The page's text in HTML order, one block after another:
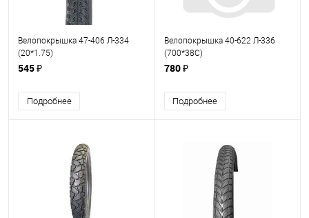
Велопокрышка 47-406 Л-334
(20*1.75)
545 ₽
Подробнее
Велопокрышка 40-622 Л-336
(700*38С)
780 ₽
Подробнее